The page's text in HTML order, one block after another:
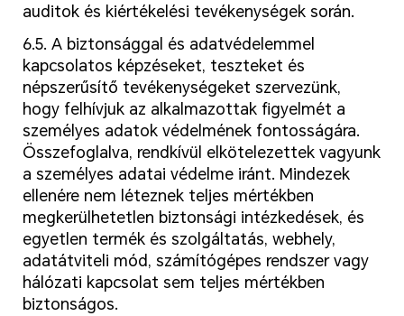
auditok és kiértékelési tevékenységek során.
6.5. A biztonsággal és adatvédelemmel
kapcsolatos képzéseket, teszteket és
népszerűsítő tevékenységeket szervezünk,
hogy felhívjuk az alkalmazottak figyelmét a
személyes adatok védelmének fontosságára.
Összefoglalva, rendkívül elkötelezettek vagyunk
a személyes adatai védelme iránt. Mindezek
ellenére nem léteznek teljes mértékben
megkerülhetetlen biztonsági intézkedések, és
egyetlen termék és szolgáltatás, webhely,
adatátviteli mód, számítógépes rendszer vagy
hálózati kapcsolat sem teljes mértékben
biztonságos.